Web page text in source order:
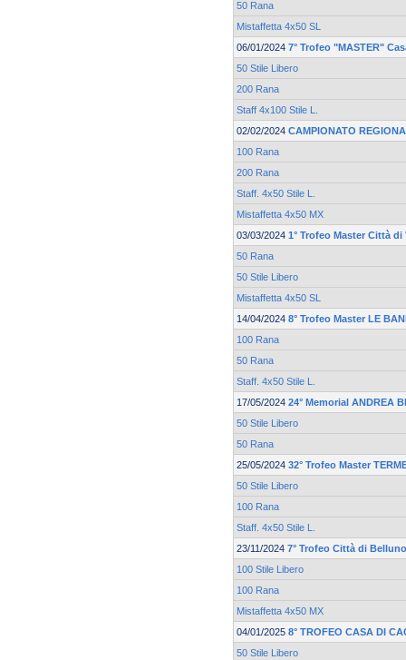
50 Rana
Mistaffetta 4x50 SL
06/01/2024 7° Trofeo "MASTER"
50 Stile Libero
200 Rana
Staff 4x100 Stile L.
02/02/2024 CAMPIONATO
100 Rana
200 Rana
Staff. 4x50 Stile L.
Mistaffetta 4x50 MX
03/03/2024 1° Trofeo Master Città
50 Rana
50 Stile Libero
Mistaffetta 4x50 SL
14/04/2024 8° Trofeo Master LE
100 Rana
50 Rana
Staff. 4x50 Stile L.
17/05/2024 24° Memorial ANDREA
50 Stile Libero
50 Rana
25/05/2024 32° Trofeo Master
50 Stile Libero
100 Rana
Staff. 4x50 Stile L.
23/11/2024 7° Trofeo Città di Belluno
100 Stile Libero
100 Rana
Mistaffetta 4x50 MX
04/01/2025 8° TROFEO CASA DI
50 Stile Libero